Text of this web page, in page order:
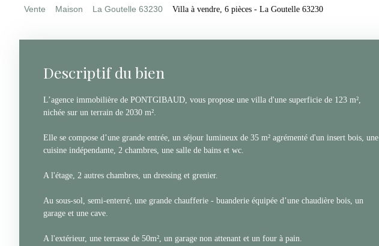
Vente Maison La Goutelle 63230 Villa à vendre, 6 pièces - La Goutelle 63230
Descriptif du bien
L’agence immobilière de PONTGIBAUD, vous propose une villa d'une superficie de 123 m²,
nichée sur un terrain de 2030 m².
Elle se compose d’une grande entrée, un séjour lumineux de 35 m² agrémenté d'un insert bois, une
cuisine indépendante, 2 chambres, une salle de bains et wc.
A l'étage, 2 autres chambres, un dressing et grenier.
Au sous-sol, semi-enterré, une grande chaufferie - buanderie équipée d’une chaudière bois, un
garage et une cave.
A l'extérieur, une terrasse de 50m², un garage non attenant et un four à pain.